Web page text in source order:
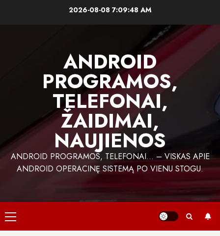
2026-08-08 7:09:49 AM
ANDROID
PROGRAMOS,
TELEFONAI,
ŽAIDIMAI,
NAUJIENOS
ANDROID PROGRAMOS, TELEFONAI… – VISKAS APIE
ANDROID OPERACINĘ SISTEMĄ PO VIENU STOGU.
Primary
Menu